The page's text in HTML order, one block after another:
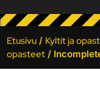
Etusivu / Kyltit ja
opasteet /